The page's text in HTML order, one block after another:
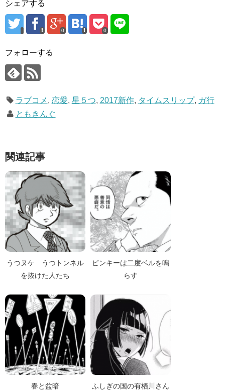
シェアする
0 0
フォローする
ラブコメ , 恋愛, 星５つ, 2017新作, タイムスリップ, ガ行
ともきんぐ
関連記事
うつヌケ うつトンネル
を抜けた人たち
ピンキーは二度ベルを鳴
らす
春と盆暗 ふしぎの国の有栖川さん